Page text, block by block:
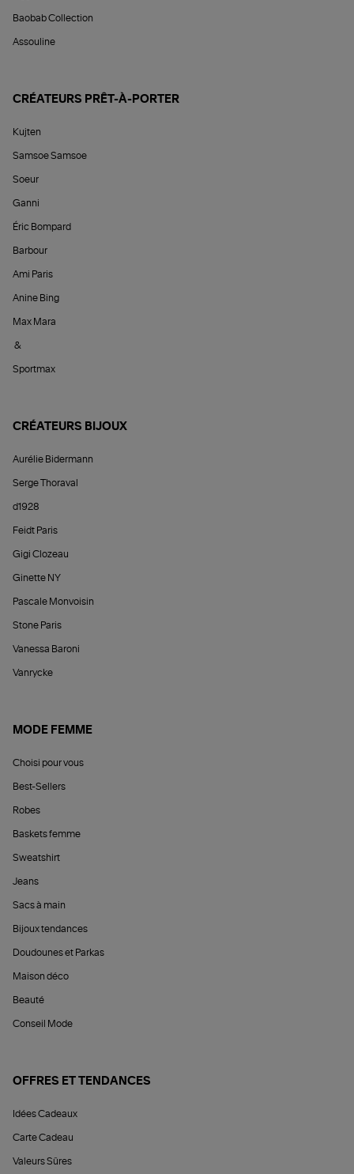
Baobab Collection
Assouline
CRÉATEURS PRÊT-À-PORTER
Kujten
Samsoe Samsoe
Soeur
Ganni
Éric Bompard
Barbour
Ami Paris
Anine Bing
Max Mara
&
Sportmax
CRÉATEURS BIJOUX
Aurélie Bidermann
Serge Thoraval
d1928
Feidt Paris
Gigi Clozeau
Ginette NY
Pascale Monvoisin
Stone Paris
Vanessa Baroni
Vanrycke
MODE FEMME
Choisi pour vous
Best-Sellers
Robes
Baskets femme
Sweatshirt
Jeans
Sacs à main
Bijoux tendances
Doudounes et Parkas
Maison déco
Beauté
Conseil Mode
OFFRES ET TENDANCES
Idées Cadeaux
Carte Cadeau
Valeurs Sûres